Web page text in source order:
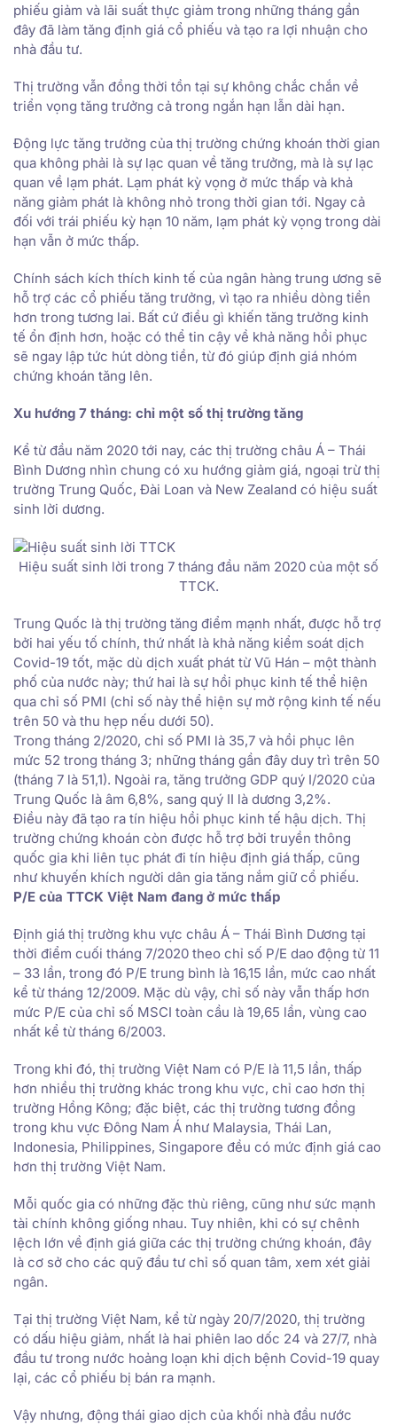
phiếu giảm và lãi suất thực giảm trong những tháng gần
đây đã làm tăng định giá cổ phiếu và tạo ra lợi nhuận cho
nhà đầu tư.
Thị trường vẫn đồng thời tồn tại sự không chắc chắn về
triển vọng tăng trưởng cả trong ngắn hạn lẫn dài hạn.
Động lực tăng trưởng của thị trường chứng khoán thời gian
qua không phải là sự lạc quan về tăng trưởng, mà là sự lạc
quan về lạm phát. Lạm phát kỳ vọng ở mức thấp và khả
năng giảm phát là không nhỏ trong thời gian tới. Ngay cả
đối với trái phiếu kỳ hạn 10 năm, lạm phát kỳ vọng trong dài
hạn vẫn ở mức thấp.
Chính sách kích thích kinh tế của ngân hàng trung ương sẽ
hỗ trợ các cổ phiếu tăng trưởng, vì tạo ra nhiều dòng tiền
hơn trong tương lai. Bất cứ điều gì khiến tăng trưởng kinh
tế ổn định hơn, hoặc có thể tin cậy về khả năng hồi phục
sẽ ngay lập tức hút dòng tiền, từ đó giúp định giá nhóm
chứng khoán tăng lên.
Xu hướng 7 tháng: chỉ một số thị trường tăng
Kể từ đầu năm 2020 tới nay, các thị trường châu Á – Thái
Bình Dương nhìn chung có xu hướng giảm giá, ngoại trừ thị
trường Trung Quốc, Đài Loan và New Zealand có hiệu suất
sinh lời dương.
Hiệu suất sinh lời trong 7 tháng đầu năm 2020 của một số
TTCK.
Trung Quốc là thị trường tăng điểm mạnh nhất, được hỗ trợ
bởi hai yếu tố chính, thứ nhất là khả năng kiểm soát dịch
Covid-19 tốt, mặc dù dịch xuất phát từ Vũ Hán – một thành
phố của nước này; thứ hai là sự hồi phục kinh tế thể hiện
qua chỉ số PMI (chỉ số này thể hiện sự mở rộng kinh tế nếu
trên 50 và thu hẹp nếu dưới 50).
Trong tháng 2/2020, chỉ số PMI là 35,7 và hồi phục lên
mức 52 trong tháng 3; những tháng gần đây duy trì trên 50
(tháng 7 là 51,1). Ngoài ra, tăng trưởng GDP quý I/2020 của
Trung Quốc là âm 6,8%, sang quý II là dương 3,2%.
Điều này đã tạo ra tín hiệu hồi phục kinh tế hậu dịch. Thị
trường chứng khoán còn được hỗ trợ bởi truyền thông
quốc gia khi liên tục phát đi tín hiệu định giá thấp, cũng
như khuyến khích người dân gia tăng nắm giữ cổ phiếu.
P/E của TTCK Việt Nam đang ở mức thấp
Định giá thị trường khu vực châu Á – Thái Bình Dương tại
thời điểm cuối tháng 7/2020 theo chỉ số P/E dao động từ 11
– 33 lần, trong đó P/E trung bình là 16,15 lần, mức cao nhất
kể từ tháng 12/2009. Mặc dù vậy, chỉ số này vẫn thấp hơn
mức P/E của chỉ số MSCI toàn cầu là 19,65 lần, vùng cao
nhất kể từ tháng 6/2003.
Trong khi đó, thị trường Việt Nam có P/E là 11,5 lần, thấp
hơn nhiều thị trường khác trong khu vực, chỉ cao hơn thị
trường Hồng Kông; đặc biệt, các thị trường tương đồng
trong khu vực Đông Nam Á như Malaysia, Thái Lan,
Indonesia, Philippines, Singapore đều có mức định giá cao
hơn thị trường Việt Nam.
Mỗi quốc gia có những đặc thù riêng, cũng như sức mạnh
tài chính không giống nhau. Tuy nhiên, khi có sự chênh
lệch lớn về định giá giữa các thị trường chứng khoán, đây
là cơ sở cho các quỹ đầu tư chỉ số quan tâm, xem xét giải
ngân.
Tại thị trường Việt Nam, kể từ ngày 20/7/2020, thị trường
có dấu hiệu giảm, nhất là hai phiên lao dốc 24 và 27/7, nhà
đầu tư trong nước hoảng loạn khi dịch bệnh Covid-19 quay
lại, các cổ phiếu bị bán ra mạnh.
Vậy nhưng, động thái giao dịch của khối nhà đầu nước